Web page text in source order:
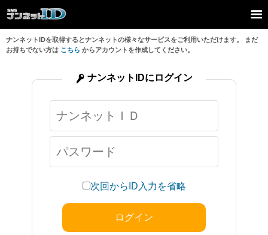
ナンネットIDを取得するとナンネットの様々なサービスをご利用いただけます。 まだ
お持ちでない方は こちら からアカウントを作成してください。
次回からID入力を省略
ナンネットIDにログイン